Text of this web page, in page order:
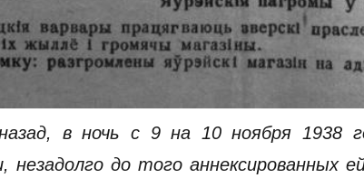
в ночь с 9 на 10 ноября 1938
незадолго до того аннексированных